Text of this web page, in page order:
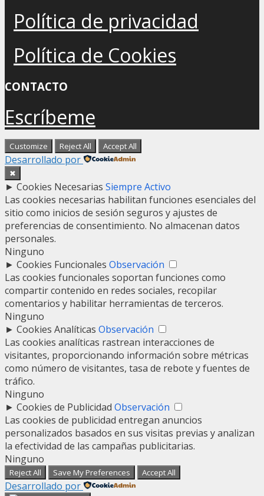
Política de privacidad
Política de Cookies
CONTACTO
Escríbeme
Customize Reject All Accept All
Desarrollado por
✖
► Cookies Necesarias Siempre Activo
Las cookies necesarias habilitan funciones esenciales del
sitio como inicios de sesión seguros y ajustes de
preferencias de consentimiento. No almacenan datos
personales.
Ninguno
► Cookies Funcionales Observación
Las cookies funcionales soportan funciones como
compartir contenido en redes sociales, recopilar
comentarios y habilitar herramientas de terceros.
Ninguno
► Cookies Analíticas Observación
Las cookies analíticas rastrean interacciones de
visitantes, proporcionando información sobre métricas
como número de visitantes, tasa de rebote y fuentes de
tráfico.
Ninguno
► Cookies de Publicidad Observación
Las cookies de publicidad entregan anuncios
personalizados basados en sus visitas previas y analizan
la efectividad de las campañas publicitarias.
Ninguno
Reject All Save My Preferences Accept All
Desarrollado por